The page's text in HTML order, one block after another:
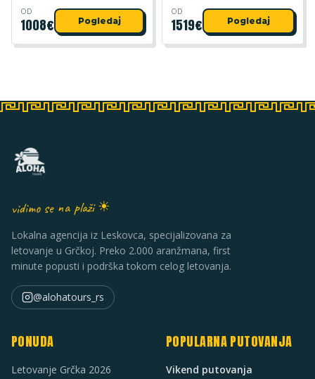
OD
1008€ Pogledaj
OD
1519€ Pogledaj
vidimo se na plaži ☀
Lokalna agencija iz Leskovca, specijalizovana za
letovanje u Grčkoj. Preko 2.000 aranžmana, first
minute popusti i podrška tokom celog letovanja.
@alohatours_rs
PONUDA
Letovanje Grčka 2026
POPULARNA PUTOVANJA
Vikend putovanja